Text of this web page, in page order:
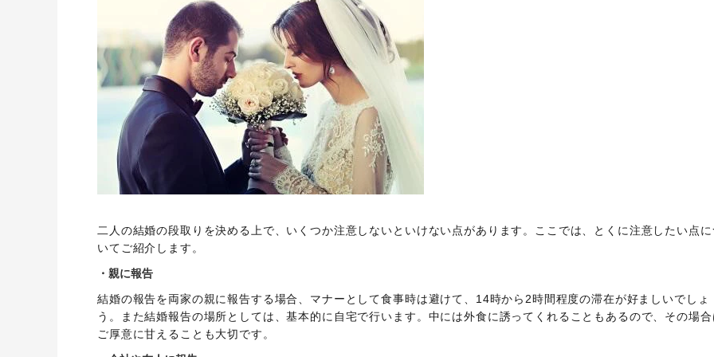
二人の結婚の段取りを決める上で、いくつか注意しないといけない点があります。ここでは、とくに注意したい点
いてご紹介します。
・親に報告
結婚の報告を両家の親に報告する場合、マナーとして食事時は避けて、14時から2時間程度の滞在が好ましいでしょ
う。また結婚報告の場所としては、基本的に自宅で行います。中には外食に誘ってくれることもあるので、その場
ご厚意に甘えることも大切です。